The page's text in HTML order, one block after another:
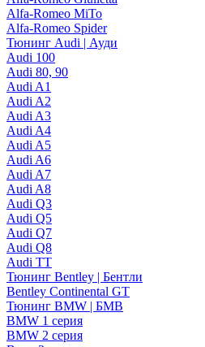
Alfa-Romeo MiTo
Alfa-Romeo Spider
Тюнинг Audi | Ауди
Audi 100
Audi 80, 90
Audi A1
Audi A2
Audi A3
Audi A4
Audi A5
Audi A6
Audi A7
Audi A8
Audi Q3
Audi Q5
Audi Q7
Audi Q8
Audi TT
Тюнинг Bentley | Бентли
Bentley Continental GT
Тюнинг BMW | БМВ
BMW 1 серия
BMW 2 серия